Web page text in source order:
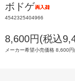
ボドゲ
4542325404966
8,600円(税込
メーカー希望小売価格 8,600